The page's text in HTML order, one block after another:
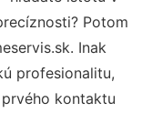
Potom
Inak
profesionalitu,
kontaktu